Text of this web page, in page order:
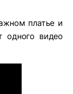
платье и
одного видео